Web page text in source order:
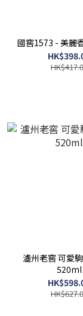
國窖1573 - 美麗
瀘州老窖 可愛
520ml